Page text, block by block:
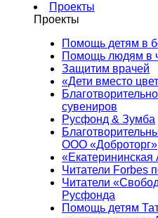
Проекты
Проекты
Помощь детям в
Помощь людям в
Защитим врачей
«Дети вместо
сувениров
Русфонд & Зумба
ООО «Доброторг»
Читатели Forbes
Читатели
Русфонда
Помощь детям